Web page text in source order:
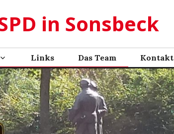
in Sonsbeck
Links Das Team Kontakt